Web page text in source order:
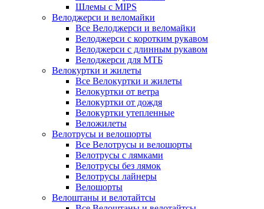
Шлемы с MIPS
Велоджерси и веломайки
Все Велоджерси и веломайки
Велоджерси с коротким рукавом
Велоджерси с длинным рукавом
Велоджерси для МТБ
Велокуртки и жилеты
Все Велокуртки и жилеты
Велокуртки от ветра
Велокуртки от дождя
Велокуртки утепленные
Веложилеты
Велотрусы и велошорты
Все Велотрусы и велошорты
Велотрусы с лямками
Велотрусы без лямок
Велотрусы лайнеры
Велошорты
Велоштаны и велотайтсы